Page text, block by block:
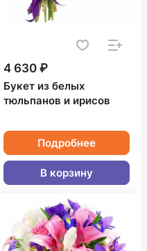
4 630 ₽
Букет из белых
тюльпанов и ирисов
Подробнее
В корзину